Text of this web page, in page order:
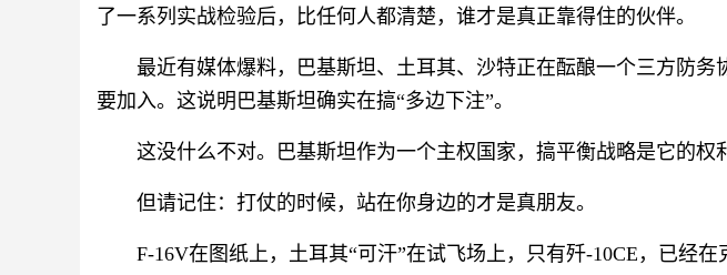
了一系列实战检验后，比任何人都清楚，谁才是真正靠得住的伙伴。
最近有媒体爆料，巴基斯坦、土耳其、沙特正在酝酿一个三方防务
要加入。这说明巴基斯坦确实在搞“多边下注”。
这没什么不对。巴基斯坦作为一个主权国家，搞平衡战略是它的权
但请记住：打仗的时候，站在你身边的才是真朋友。
F-16V在图纸上，土耳其“可汗”在试飞场上，只有歼-10CE，已经